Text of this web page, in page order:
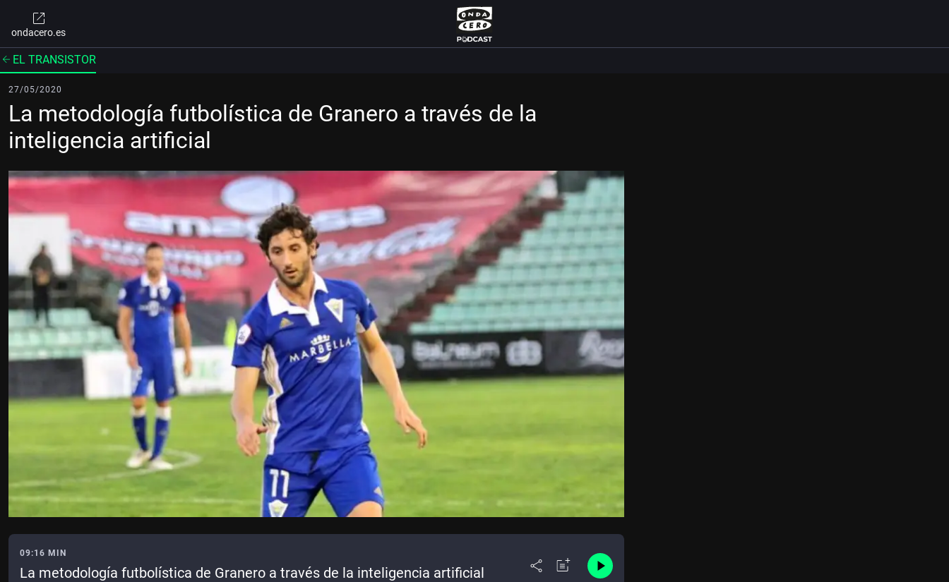
ondacero.es
EL TRANSISTOR
27/05/2020
La metodología futbolística de Granero a través de la
inteligencia artificial
09:16 MIN
La metodología futbolística de Granero a través de la inteligencia artificial